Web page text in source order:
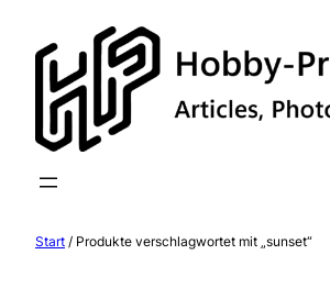
Inhalt
springen
Start / Produkte verschlagwortet mit „sunset“